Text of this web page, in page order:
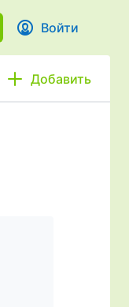
Войти
Добавить